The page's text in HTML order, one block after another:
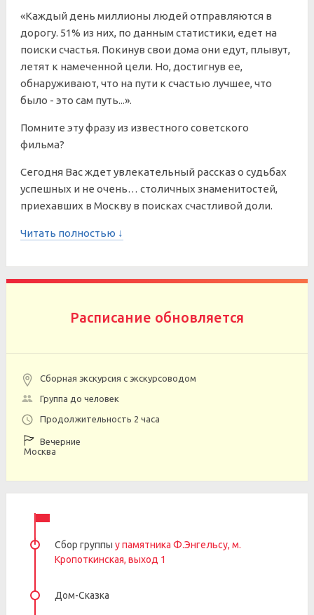
«Каждый день миллионы людей отправляются в
дорогу. 51% из них, по данным статистики, едет на
поиски счастья. Покинув свои дома они едут, плывут,
летят к намеченной цели. Но, достигнув ее,
обнаруживают, что на пути к счастью лучшее, что
было - это сам путь...».
Помните эту фразу из известного советского
фильма?
Сегодня Вас ждет увлекательный рассказ о судьбах
успешных и не очень… столичных знаменитостей,
приехавших в Москву в поисках счастливой доли.
Читать полностью ↓
Расписание обновляется
Сборная экскурсия с экскурсоводом
Группа до человек
Продолжительность 2 часа
Вечерние
Москва
Сбор группы у памятника Ф.Энгельсу, м.
Кропоткинская, выход 1
Дом-Сказка